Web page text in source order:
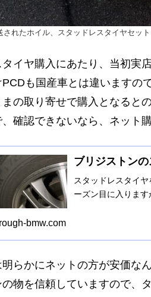
されたホイル、スタッドレスタイヤセット
イヤ購入にあたり、当初実
も国産車とは違いますの
の取り寄せで購入となると
確認できないなら、ネット
ブリジストン
スタッドレスタイ
ーズン目に入ります
bmw.com
明らかにネットの方が安価な
物を信頼していますので、